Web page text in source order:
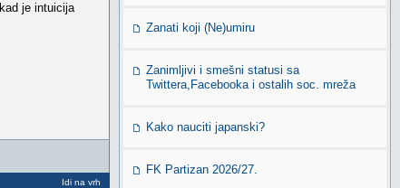
je intuicija
Idi na vrh
Zanati koji (Ne)umiru
Zanimljivi i smešni statusi sa
Twittera,Facebooka i ostalih soc. mreža
Kako nauciti japanski?
FK Partizan 2026/27.